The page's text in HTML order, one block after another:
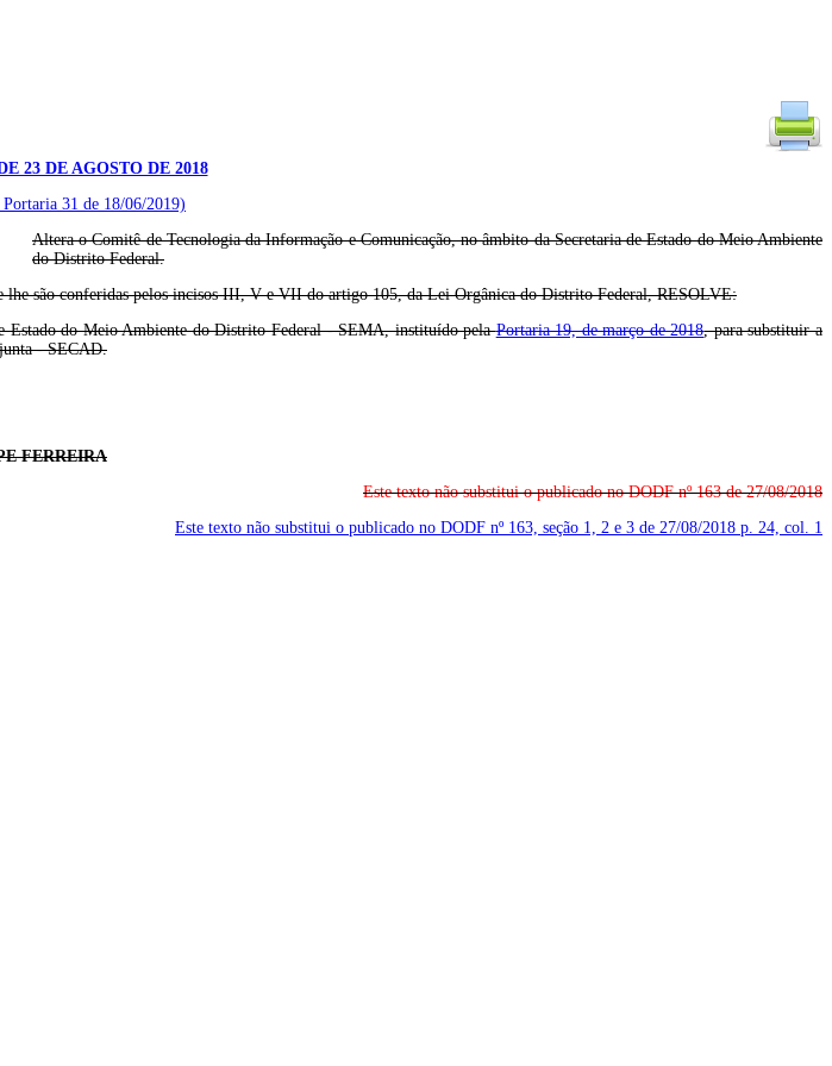
23 DE AGOSTO DE 2018
31 de 18/06/2019)
Altera o Comitê de Tecnologia da Informação e Comunicação, no âmbito da Secretaria de Estado do Meio Ambiente
do Distrito Federal.
são conferidas pelos incisos III, V e VII do artigo 105, da Lei Orgânica do Distrito Federal, RESOLVE:
Estado do Meio Ambiente do Distrito Federal - SEMA, instituído pelaPortaria 19, de março de 2018, para substituir a
- SECAD.
FERREIRA
Este texto não substitui o publicado no DODF nº 163 de 27/08/2018
Este texto não substitui o publicado no DODF nº 163, seção 1, 2 e 3 de 27/08/2018 p. 24, col. 1